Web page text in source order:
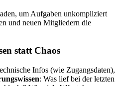
um Aufgaben unkompliziert
und neuen Mitgliedern die
statt Chaos
Infos (wie Zugangsdaten),
: Was lief bei der letzten